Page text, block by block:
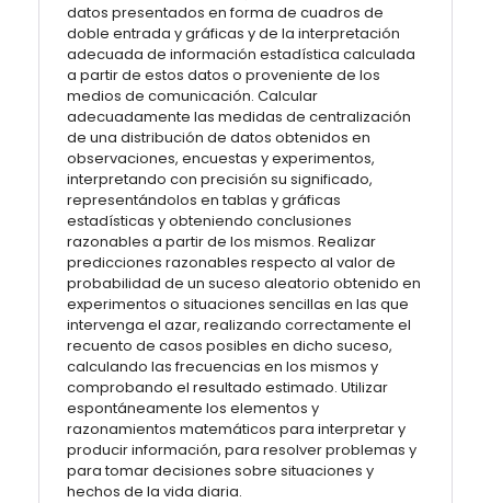
datos presentados en forma de cuadros de
doble entrada y gráficas y de la interpretación
adecuada de información estadística calculada
a partir de estos datos o proveniente de los
medios de comunicación. Calcular
adecuadamente las medidas de centralización
de una distribución de datos obtenidos en
observaciones, encuestas y experimentos,
interpretando con precisión su significado,
representándolos en tablas y gráficas
estadísticas y obteniendo conclusiones
razonables a partir de los mismos. Realizar
predicciones razonables respecto al valor de
probabilidad de un suceso aleatorio obtenido en
experimentos o situaciones sencillas en las que
intervenga el azar, realizando correctamente el
recuento de casos posibles en dicho suceso,
calculando las frecuencias en los mismos y
comprobando el resultado estimado. Utilizar
espontáneamente los elementos y
razonamientos matemáticos para interpretar y
producir información, para resolver problemas y
para tomar decisiones sobre situaciones y
hechos de la vida diaria.